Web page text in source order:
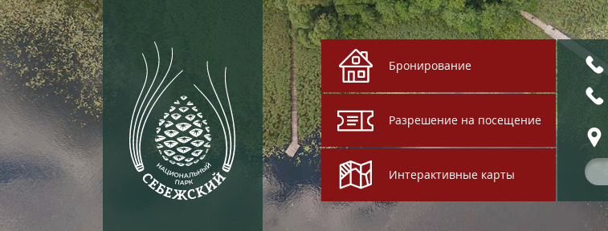
Бронирование
Разрешение на посещение
Интерактивные карты